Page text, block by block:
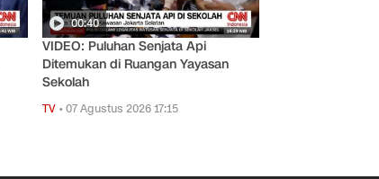
00:40
VIDEO: Puluhan Senjata Api
Ditemukan di Ruangan Yayasan
Sekolah
TV•07 Agustus 2026 17:15